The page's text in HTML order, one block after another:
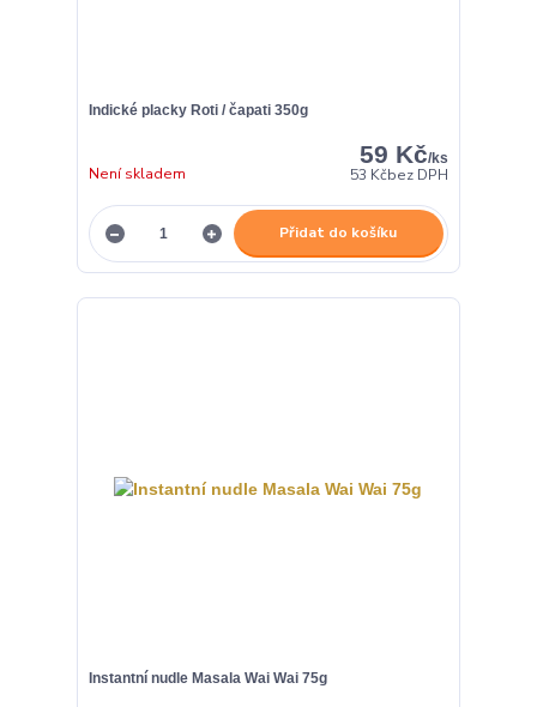
Indické placky Roti / čapati 350g
59 Kč/ks
53 Kčbez DPH
Není skladem
Přidat do košíku
Instantní nudle Masala Wai Wai 75g